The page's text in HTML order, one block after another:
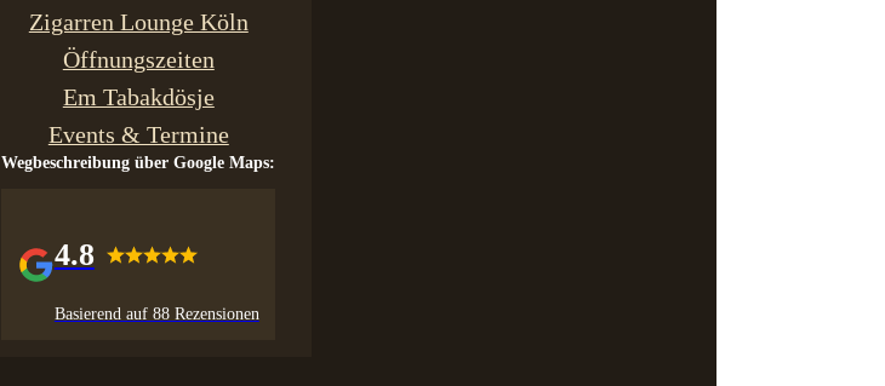
Zigarren Lounge Köln
Öffnungszeiten
Em Tabakdösje
Events & Termine
Wegbeschreibung über Google Maps:
4.8
Basierend auf 88 Rezensionen